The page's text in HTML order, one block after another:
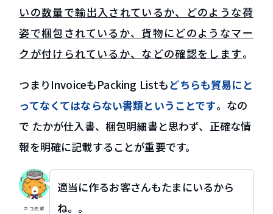
いの数量で輸出入されているか、どのような荷
姿で梱包されているか、貨物にどのようなマー
クが付けられているか、などの確認をします。
つまりInvoiceもPacking Listもどちらも貿易にと
ってなくてはならない書類ということです。なの
で たかが仕入書、梱包明細書と思わず、正確な情
報を明確に記載することが重要です。
ネコ先輩
適当に作るお客さんもたまにいるから
ね。。